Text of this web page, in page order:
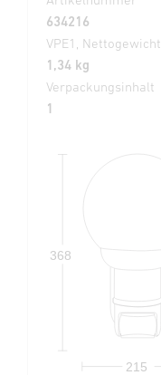
634216
VPE1, Nettogewicht
1,34 kg
Verpackungsinhalt
1
215
368